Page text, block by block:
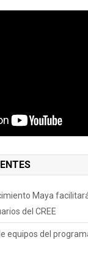
Maya
del CREE
equipos del